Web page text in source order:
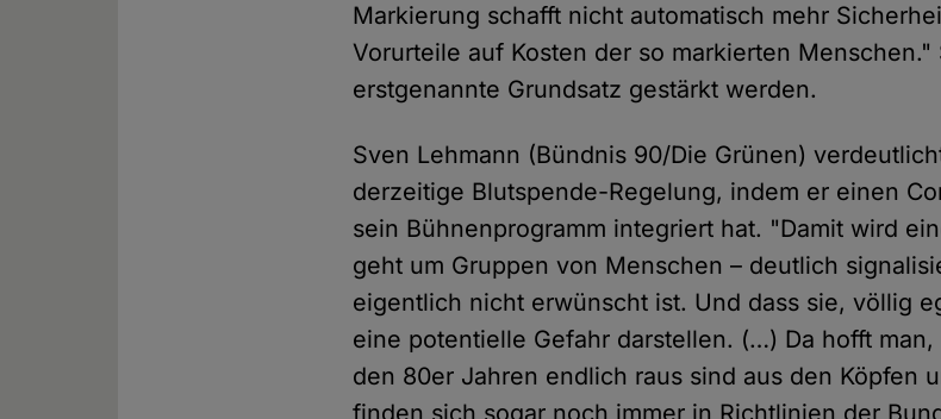
Markierung schafft nicht automatisch mehr
Vorurteile auf Kosten der so markierten
erstgenannte Grundsatz gestärkt werden.
Sven Lehmann (Bündnis 90/Die Grünen)
derzeitige Blutspende-Regelung, indem er einen
sein Bühnenprogramm integriert hat. "Damit wird
geht um Gruppen von Menschen – deutlich
eigentlich nicht erwünscht ist. Und dass sie, völlig
eine potentielle Gefahr darstellen. (…) Da hofft
den 80er Jahren endlich raus sind aus den Köpfen